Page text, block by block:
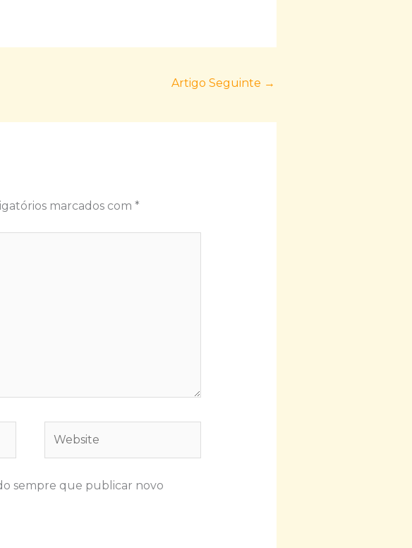
Artigo Seguinte →
marcados com *
sempre que publicar novo